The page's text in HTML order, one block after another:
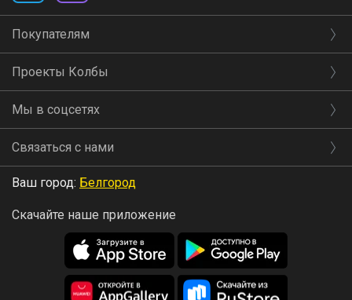
Покупателям
Проекты Колбы
Мы в соцсетях
Связаться с нами
Ваш город: Белгород
Скачайте наше приложение